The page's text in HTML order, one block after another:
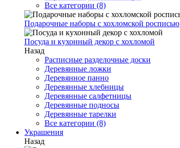
Все категории (8)
Подарочные наборы с хохломской росписью
Посуда и кухонный декор с хохломой
Назад
Расписные разделочные доски
Деревянные ложки
Деревянное панно
Деревянные хлебницы
Деревянные салфетницы
Деревянные подносы
Деревянные тарелки
Все категории (8)
Украшения
Назад